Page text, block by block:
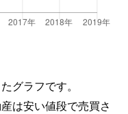
グラフです。
は安い値段で売買さ